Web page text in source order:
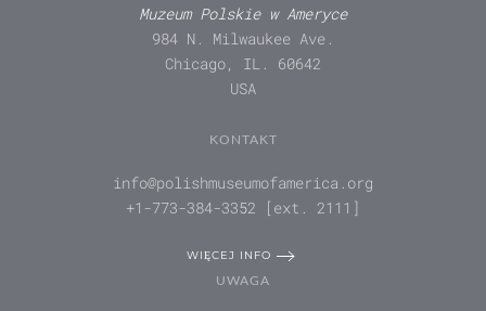
Muzeum Polskie w Ameryce
984 N. Milwaukee Ave.
Chicago, IL. 60642
USA
KONTAKT
info@polishmuseumofamerica.org
+1-773-384-3352 [ext. 2111]
WIĘCEJ INFO
UWAGA